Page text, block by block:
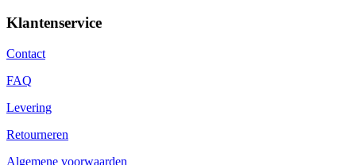
Klantenservice
Contact
FAQ
Levering
Retourneren
Algemene voorwaarden